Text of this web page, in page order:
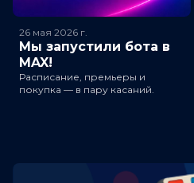
26 мая 2026 г.
Мы запустили бота в
MAX!
Расписание, премьеры и
покупка — в пару касаний.